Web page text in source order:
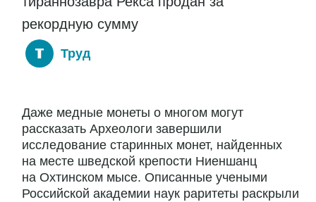
рекордную сумму
Труд
Даже медные монеты о многом могут
рассказать Археологи завершили
исследование старинных монет, найденных
на месте шведской крепости Ниеншанц
на Охтинском мысе. Описанные учеными
Российской академии наук раритеты раскрыли